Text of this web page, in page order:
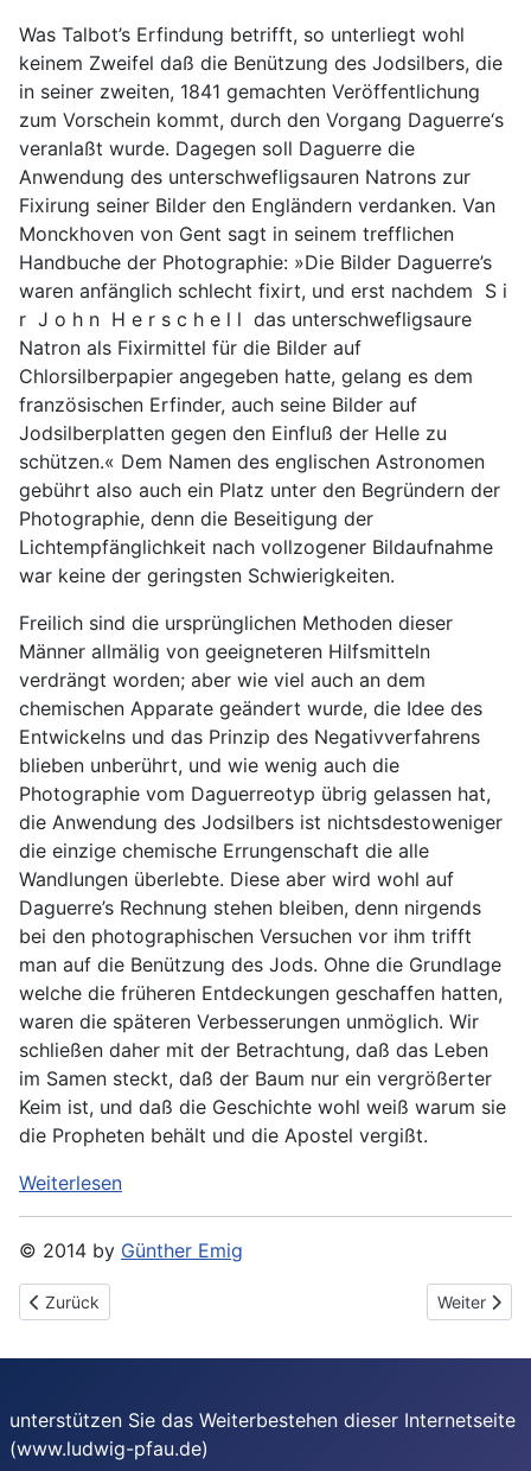
Was Talbot’s Erfindung betrifft, so unterliegt wohl
keinem Zweifel daß die Benützung des Jodsilbers, die
in seiner zweiten, 1841 gemachten Veröffentlichung
zum Vorschein kommt, durch den Vorgang Daguerre‘s
veranlaßt wurde. Dagegen soll Daguerre die
Anwendung des unterschwefligsauren Natrons zur
Fixirung seiner Bilder den Engländern verdanken. Van
Monckhoven von Gent sagt in seinem trefflichen
Handbuche der Photographie: »Die Bilder Daguerre’s
waren anfänglich schlecht fixirt, und erst nachdem S i
r J o h n H e r s c h e l l das unterschwefligsaure
Natron als Fixirmittel für die Bilder auf
Chlorsilberpapier angegeben hatte, gelang es dem
französischen Erfinder, auch seine Bilder auf
Jodsilberplatten gegen den Einfluß der Helle zu
schützen.« Dem Namen des englischen Astronomen
gebührt also auch ein Platz unter den Begründern der
Photographie, denn die Beseitigung der
Lichtempfänglichkeit nach vollzogener Bildaufnahme
war keine der geringsten Schwierigkeiten.
Freilich sind die ursprünglichen Methoden dieser
Männer allmälig von geeigneteren Hilfsmitteln
verdrängt worden; aber wie viel auch an dem
chemischen Apparate geändert wurde, die Idee des
Entwickelns und das Prinzip des Negativverfahrens
blieben unberührt, und wie wenig auch die
Photographie vom Daguerreotyp übrig gelassen hat,
die Anwendung des Jodsilbers ist nichtsdestoweniger
die einzige chemische Errungenschaft die alle
Wandlungen überlebte. Diese aber wird wohl auf
Daguerre’s Rechnung stehen bleiben, denn nirgends
bei den photographischen Versuchen vor ihm trifft
man auf die Benützung des Jods. Ohne die Grundlage
welche die früheren Entdeckungen geschaffen hatten,
waren die späteren Verbesserungen unmöglich. Wir
schließen daher mit der Betrachtung, daß das Leben
im Samen steckt, daß der Baum nur ein vergrößerter
Keim ist, und daß die Geschichte wohl weiß warum sie
die Propheten behält und die Apostel vergißt.
Weiterlesen
© 2014 by Günther Emig
Vorheriger Beitrag: Pfau, Ludwig: Die Heliographie. [4:]
Zurück Nächster
Weiter
unterstützen Sie das Weiterbestehen dieser Internetseite
(www.ludwig-pfau.de)